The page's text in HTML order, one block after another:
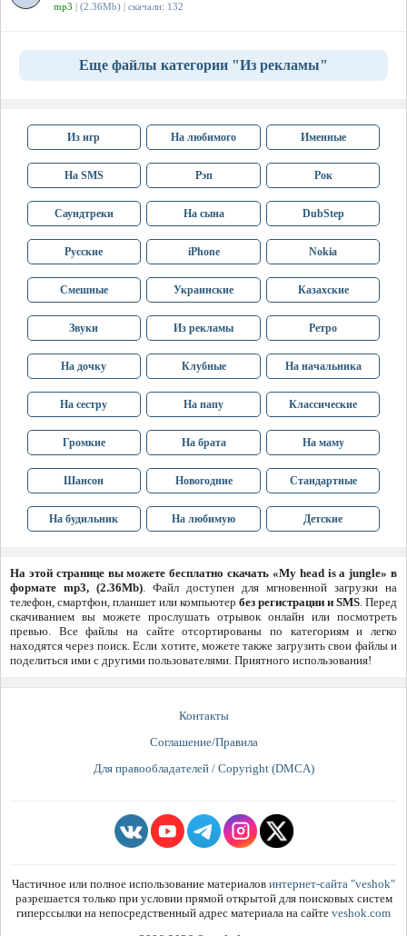
mp3 | (2.36Mb) | скачали: 132
Еще файлы категории "Из рекламы"
Из игр На любимого Именные
На SMS Рэп Рок
Саундтреки На сына DubStep
Русские iPhone Nokia
Смешные Украинские Казахские
Звуки Из рекламы Ретро
На дочку Клубные На начальника
На сестру На папу Классические
Громкие На брата На маму
Шансон Новогодние Стандартные
На будильник На любимую Детские
На этой странице вы можете бесплатно скачать «My head is a jungle» в
формате mp3, (2.36Mb). Файл доступен для мгновенной загрузки на
телефон, смартфон, планшет или компьютер без регистрации и SMS. Перед
скачиванием вы можете прослушать отрывок онлайн или посмотреть
превью. Все файлы на сайте отсортированы по категориям и легко
находятся через поиск. Если хотите, можете также загрузить свои файлы и
поделиться ими с другими пользователями. Приятного использования!
Контакты
Соглашение/Правила
Для правообладателей / Copyright (DMCA)
Частичное или полное использование материалов интернет-сайта "veshok"
разрешается только при условии прямой открытой для поисковых систем
гиперссылки на непосредственный адрес материала на сайте veshok.com